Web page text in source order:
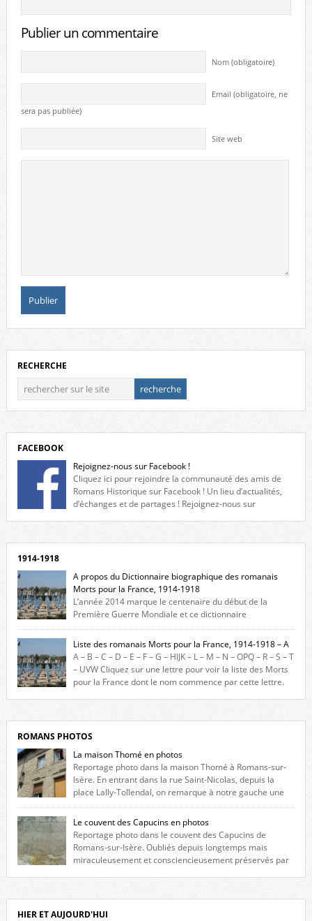
Publier un commentaire
Nom (obligatoire)
Email (obligatoire, ne
sera pas publiée)
Site web
RECHERCHE
FACEBOOK
Rejoignez-nous sur Facebook !
Cliquez ici pour rejoindre la communauté des amis de
Romans Historique sur Facebook ! Un lieu d’actualités,
d’échanges et de partages ! Rejoignez-nous sur
1914-1918
A propos du Dictionnaire biographique des romanais
Morts pour la France, 1914-1918
L’année 2014 marque le centenaire du début de la
Première Guerre Mondiale et ce dictionnaire
biographique veut rendre hommage aux romanais Morts pour la
France durant ce conflit. La base de cette recherche historique est
constituée des noms gravés sur les plaques commémoratives de
l’Hôtel de Ville, du lycée du Dauphiné et du lycée Triboulet, […]
Liste des romanais Morts pour la France, 1914-1918 – A
A – B – C – D – E – F – G – HIJK – L – M – N – OPQ – R – S – T
– UVW Cliquez sur une lettre pour voir la liste des Morts
pour la France dont le nom commence par cette lettre.
ROMANS PHOTOS
La maison Thomé en photos
Reportage photo dans la maison Thomé à Romans-sur-
Isère. En entrant dans la rue Saint-Nicolas, depuis la
place Lally-Tollendal, on remarque à notre gauche une
maison construite au XVIè siècle. Les deux façades sont ornées de
fenêtres jumelles à meneaux. Entre ces deux étages, on peut voir une
niche qui contient une statue de la Vierge. […]
Le couvent des Capucins en photos
Reportage photo dans le couvent des Capucins de
Romans-sur-Isère. Oubliés depuis longtemps mais
miraculeusement et consciencieusement préservés par
l’histoire de la redécouverte de vestiges du couvent des Capucins ! Petit
retour sur l’histoire […]
HIER ET AUJOURD'HUI